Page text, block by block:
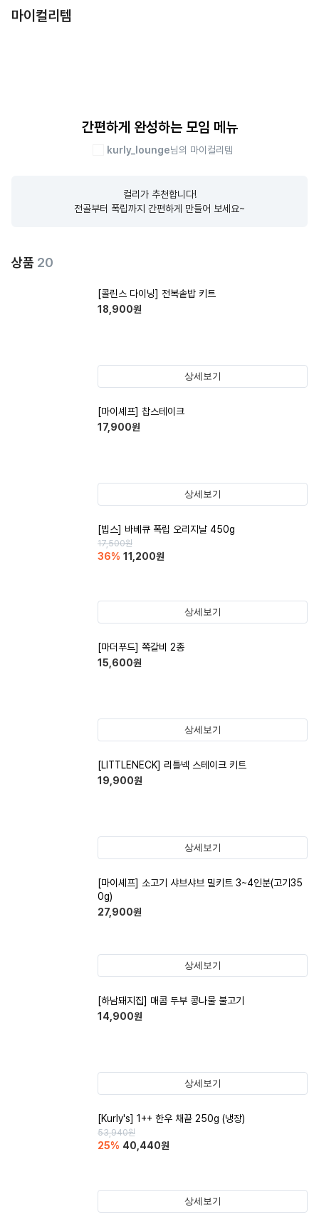
마이컬리템
간편하게 완성하는 모임 메뉴
kurly_lounge님의 마이컬리템
컬리가 추천합니다!
전골부터 폭립까지 간편하게 만들어 보세요~
상품 20
[콜린스 다이닝] 전복솥밥 키트
18,900원
상세보기
[마이셰프] 찹스테이크
17,900원
상세보기
[빕스] 바베큐 폭립 오리지날 450g
17,500원
36% 11,200원
상세보기
[마더푸드] 쪽갈비 2종
15,600원
상세보기
[LITTLENECK] 리틀넥 스테이크 키트
19,900원
상세보기
[마이셰프] 소고기 샤브샤브 밀키트 3~4인분(고기35
0g)
27,900원
상세보기
[하남돼지집] 매콤 두부 콩나물 불고기
14,900원
상세보기
[Kurly's] 1++ 한우 채끝 250g (냉장)
53,940원
25% 40,440원
상세보기